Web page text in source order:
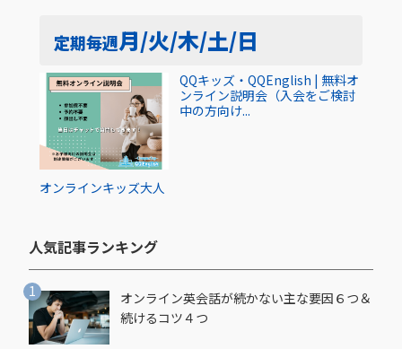
定期毎週月/火/木/土/日
オンラインキッズ大人
QQキッズ・QQEnglish | 無料オ
ンライン説明会（入会をご検討
中の方向け...
人気記事ランキング​
オンライン英会話が続かない主な要因６つ＆
続けるコツ４つ